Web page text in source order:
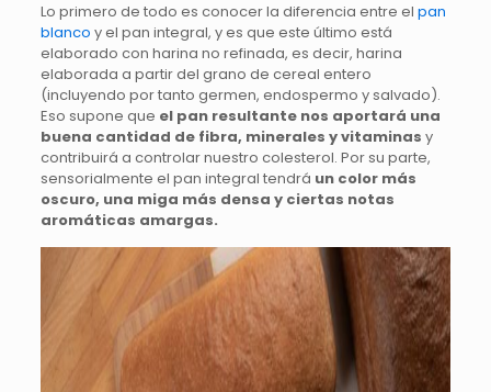
Lo primero de todo es conocer la diferencia entre el pan
blanco y el pan integral, y es que este último está
elaborado con harina no refinada, es decir, harina
elaborada a partir del grano de cereal entero
(incluyendo por tanto germen, endospermo y salvado).
Eso supone que el pan resultante nos aportará una
buena cantidad de fibra, minerales y vitaminas y
contribuirá a controlar nuestro colesterol. Por su parte,
sensorialmente el pan integral tendrá un color más
oscuro, una miga más densa y ciertas notas
aromáticas amargas.